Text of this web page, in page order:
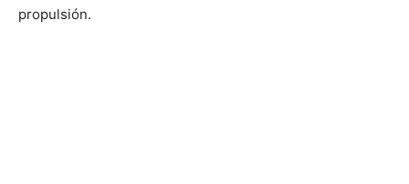
propulsión.